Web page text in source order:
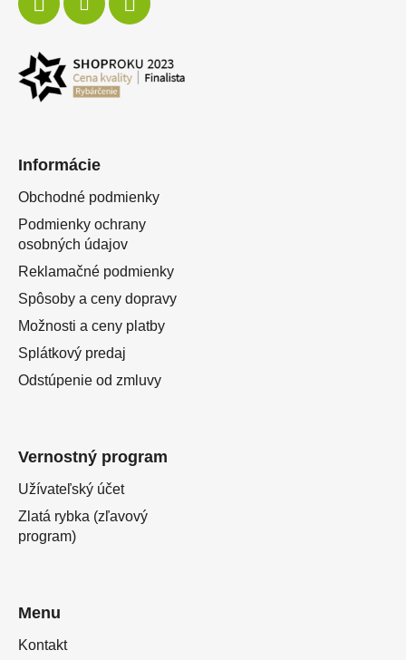
Informácie
Obchodné podmienky
Podmienky ochrany
osobných údajov
Reklamačné podmienky
Spôsoby a ceny dopravy
Možnosti a ceny platby
Splátkový predaj
Odstúpenie od zmluvy
Vernostný program
Užívateľský účet
Zlatá rybka (zľavový
program)
Menu
Kontakt